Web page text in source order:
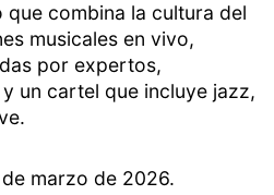
que combina la cultura del
musicales en vivo,
por expertos,
un cartel que incluye jazz,
marzo de 2026.